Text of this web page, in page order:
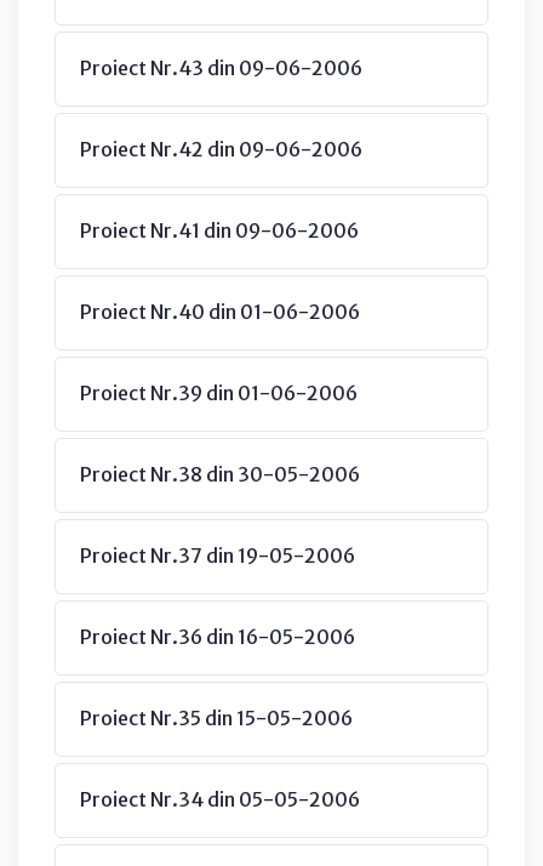
Proiect Nr.43 din 09-06-2006
Proiect Nr.42 din 09-06-2006
Proiect Nr.41 din 09-06-2006
Proiect Nr.40 din 01-06-2006
Proiect Nr.39 din 01-06-2006
Proiect Nr.38 din 30-05-2006
Proiect Nr.37 din 19-05-2006
Proiect Nr.36 din 16-05-2006
Proiect Nr.35 din 15-05-2006
Proiect Nr.34 din 05-05-2006